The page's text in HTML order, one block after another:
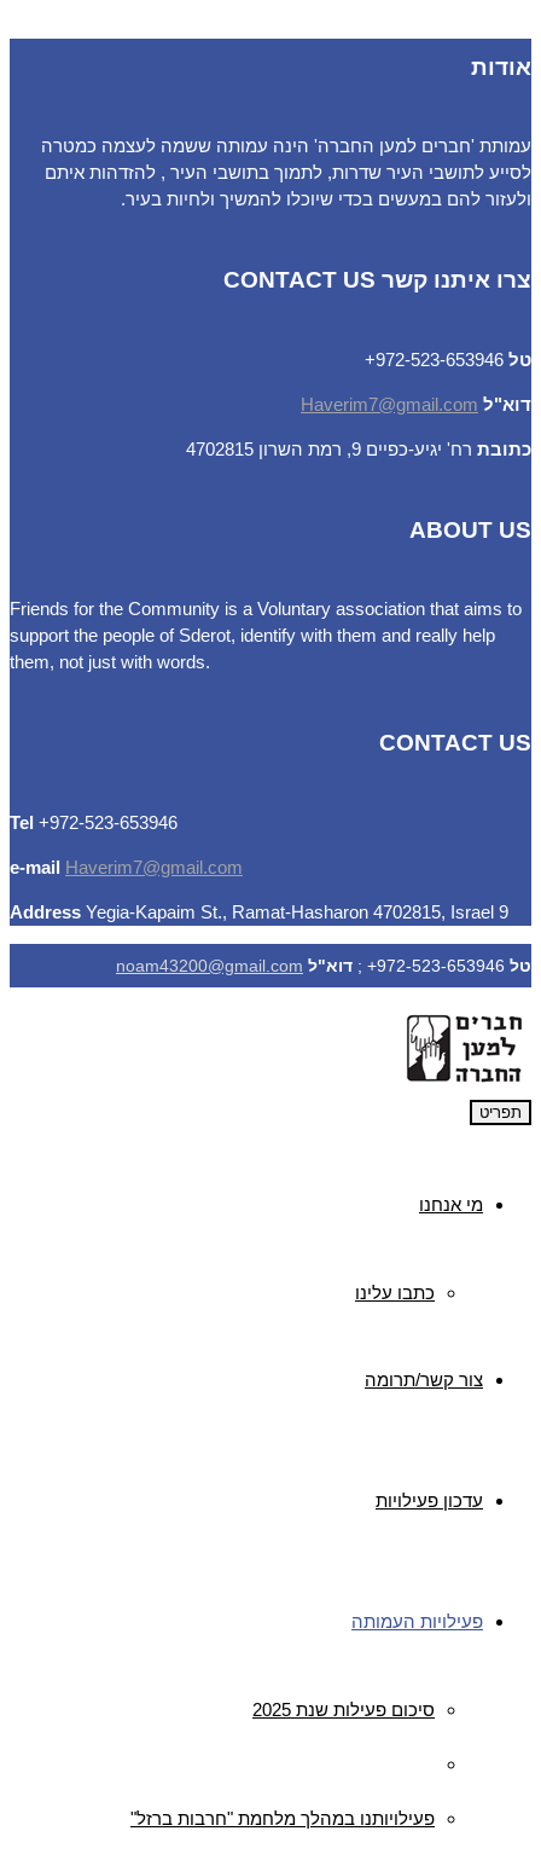
אודות
עמותת 'חברים למען החברה' הינה עמותה ששמה לעצמה כמטרה
לסייע לתושבי העיר שדרות, לתמוך בתושבי העיר , להזדהות איתם
ולעזור להם במעשים בכדי שיוכלו להמשיך ולחיות בעיר.
צרו איתנו קשר CONTACT US
טל
דוא"ל Haverim7@gmail.com
כתובת רח' יגיע-כפיים 9, רמת השרון 4702815
ABOUT US
Friends for the Community is a Voluntary association that aims to
support the people of Sderot, identify with them and really help
them, not just with words.
CONTACT US
972-523-653946+
Tel
e-mail Haverim7@gmail.com
9
Address Yegia-Kapaim St., Ramat-Hasharon 4702815, Israel
טל דוא"ל noam43200@gmail.com
תפריט
מי אנחנו
כתבו עלינו
צור קשר/תרומה
עדכון פעילויות
פעילויות העמותה
סיכום פעילות שנת 2025
פעילויותנו במהלך מלחמת "חרבות ברזל"